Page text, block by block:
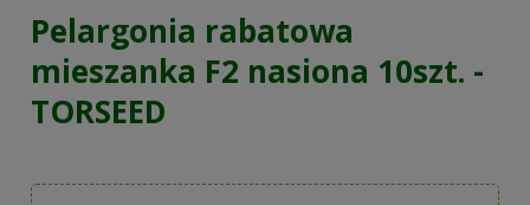
Pelargonia rabatowa
mieszanka F2 nasiona 10szt. -
TORSEED